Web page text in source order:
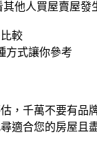
他人買屋賣屋發
較
方式讓你參考
，千萬不要有品
適合您的房屋且